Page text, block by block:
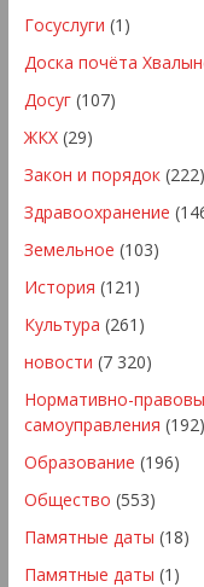
Госуслуги (1)
Доска почёта
Досуг(107)
ЖКХ(29)
Закон и порядок(222)
Здравоохранение
Земельное (103)
История (121)
Культура (261)
новости (7 320)
Нормативно-
самоуправления (192)
Образование (196)
Общество (553)
Памятные даты (18)
Памятные даты (1)